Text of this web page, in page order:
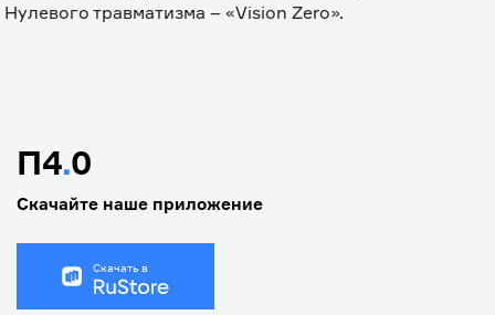
П4.0
Скачайте наше приложение
Скачать в